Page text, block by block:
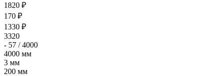
1820 ₽
170 ₽
1330 ₽
3320
- 57 / 4000
4000 мм
3 мм
200 мм